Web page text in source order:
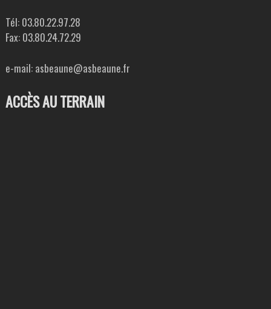
Tél: 03.80.22.97.28
Fax: 03.80.24.72.29
e-mail: asbeaune@asbeaune.fr
ACCÈS AU TERRAIN